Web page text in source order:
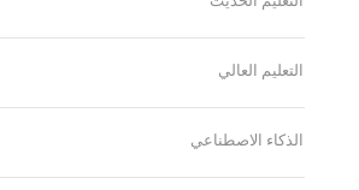
التعليم العالي
الذكاء الاصطناعي